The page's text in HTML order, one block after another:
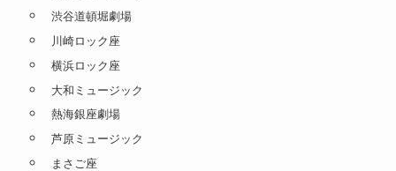
渋谷道頓堀劇場
川崎ロック座
横浜ロック座
大和ミュージック
熱海銀座劇場
芦原ミュージック
まさご座